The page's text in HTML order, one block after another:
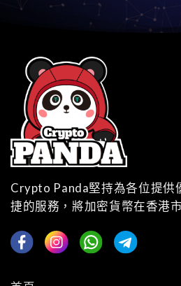
Crypto Panda堅持為各位提供
捷的服務，將加密貨幣在香港